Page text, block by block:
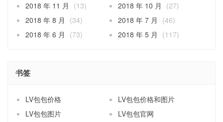
2018 年 11 月
(13) 2018 年 10 月
(27)
2018 年 8 月
(34) 2018 年 7 月
(46)
2018 年 6 月
(73) 2018 年 5 月 (117)
书签
LV包包价格
LV包包价格和图片
LV包包图片
LV包包官网